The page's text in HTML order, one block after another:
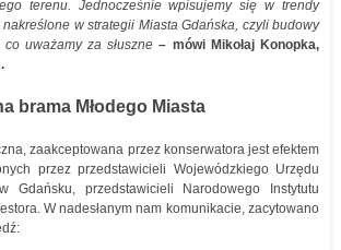
terenu. Jednocześnie wpisujemy się w trendy
w strategii Miasta Gdańska, czyli budowy
co uważamy za słuszne– mówi Mikołaj Konopka,
brama Młodego Miasta
zaakceptowana przez konserwatora jest efektem
przez przedstawicieli Wojewódzkiego Urzędu
Gdańsku, przedstawicieli Narodowego Instytutu
W nadesłanym nam komunikacie, zacytowano